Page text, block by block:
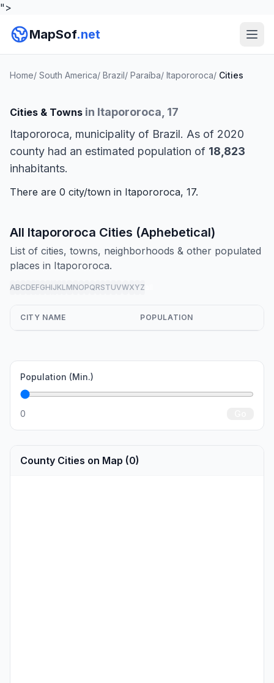
">
MapSof.net
Home/ South America/ Brazil/ Paraíba/ Itapororoca/ Cities
Cities & Towns in Itapororoca, 17
Itapororoca, municipality of Brazil. As of 2020
county had an estimated population of 18,823
inhabitants.
There are 0 city/town in Itapororoca, 17.
All Itapororoca Cities (Aphebetical)
List of cities, towns, neighborhoods & other populated
places in Itapororoca.
ABCDEFGHIJKLMNOPQRSTUVWXYZ
CITY NAME POPULATION
Population (Min.)
0
County Cities on Map (0)